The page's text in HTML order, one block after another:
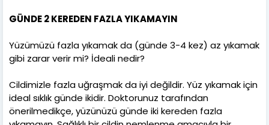
GÜNDE 2 KEREDEN FAZLA YIKAMAYIN
Yüzümüzü fazla yıkamak da (günde 3-4 kez) az yıkamak
gibi zarar verir mi? İdeali nedir?
Cildimizle fazla uğraşmak da iyi değildir. Yüz yıkamak için
ideal sıklık günde ikidir. Doktorunuz tarafından
önerilmedikçe, yüzünüzü günde iki kereden fazla